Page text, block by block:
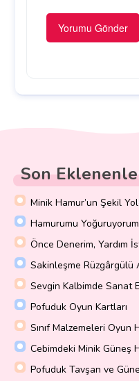
Son
Minik Hamur’un Şekil
Hamurumu Yoğuruyorum
Önce Denerim, Yardım
Sakinleşme
Sevgin Kalbimde Sanat
Pofuduk Oyun Kartları
Sınıf Malzemeleri Oyun
Cebimdeki Minik Güneş
Pofuduk Tavşan ve